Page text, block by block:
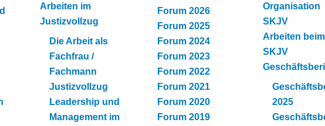
Arbeiten im
Justizvollzug
Die Arbeit als
Fachfrau /
Fachmann
Justizvollzug
Leadership und
Management im
Forum 2026
Forum 2025
Forum 2024
Forum 2023
Forum 2022
Forum 2021
Forum 2020
Forum 2019
Organisation
SKJV
Arbeiten beim
SKJV
2025